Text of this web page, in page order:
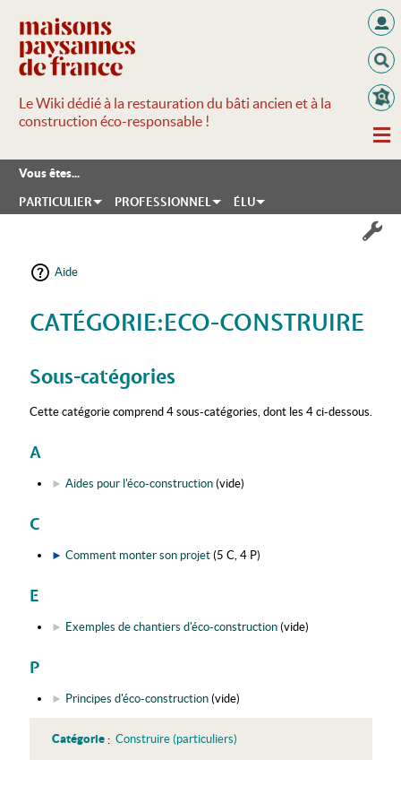
Le Wiki dédié à la restauration du bâti ancien et à la
construction éco-responsable !
Vous êtes...
PARTICULIER PROFESSIONNEL ÉLU
Aide
CATÉGORIE:ECO-CONSTRUIRE
Sous-catégories
Cette catégorie comprend 4 sous-catégories, dont les 4 ci-dessous.
A
► Aides pour l'éco-construction‎ (vide)
C
► Comment monter son projet‎ (5 C, 4 P)
E
► Exemples de chantiers d'éco-construction‎ (vide)
P
► Principes d'éco-construction‎ (vide)
Catégorie: Construire (particuliers)